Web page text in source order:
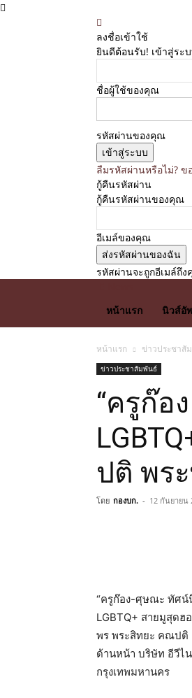
ลงชื่อเข้าใช้
ยินดีต้อนรับ! เข้าสู่ร
ชื่อผู้ใช้ของคุณ
รหัสผ่านของคุณ
ลืมรหัสผ่านหรือไม่? ข
กู้คืนรหัสผ่าน
กู้คืนรหัสผ่านของคุณ
อีเมล์ของคุณ
รหัสผ่านจะถูกอีเมล์ถึ
หน้าแรก
นิวส์อั
หน้าแรก ข่าวประชาสั
ข่าวประชาสัมพันธ์
“ครูก๊อ
ปติ พร
โดย กองบก. - 12 กันยายน
“ครูก๊อง-ศุษณะ ทัศน์
LGBTQ+ สายมูสุดฮ
พร พระสิทยะ คณปติ
ด้านหน้า บริษัท อีวีไ
กรุงเทพมหานคร